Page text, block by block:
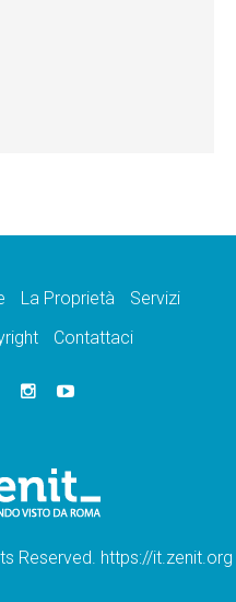
La Proprietà
Servizi
Contattaci
Reserved. https://it.zenit.org